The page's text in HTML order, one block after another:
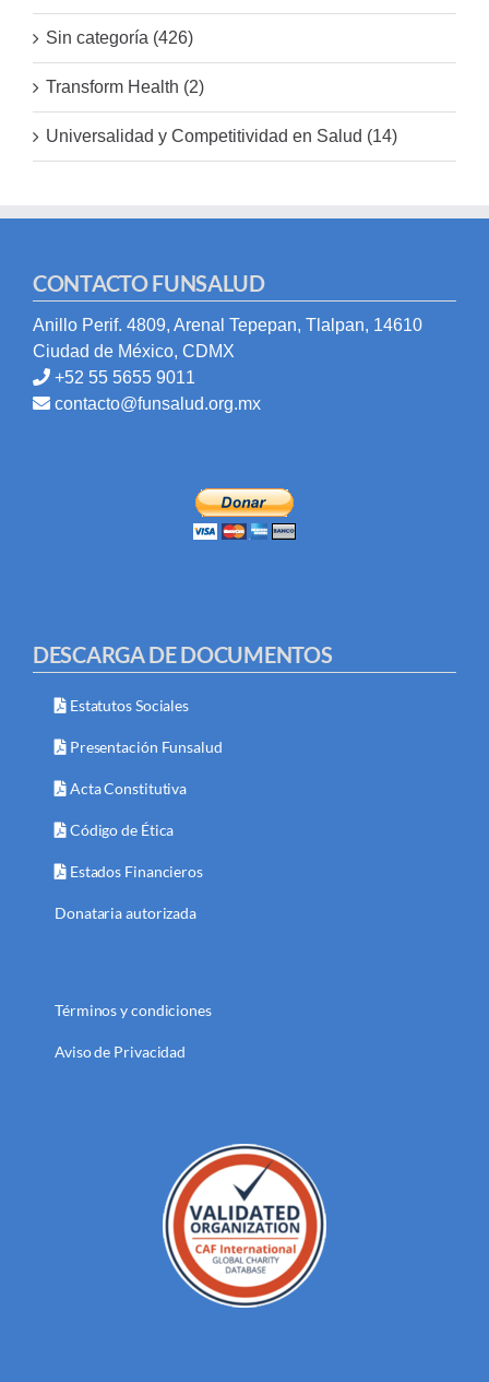
Sin categoría (426)
Transform Health (2)
Universalidad y Competitividad en Salud (14)
CONTACTO FUNSALUD
Anillo Perif. 4809, Arenal Tepepan, Tlalpan, 14610
Ciudad de México, CDMX
+52 55 5655 9011
contacto@funsalud.org.mx
DESCARGA DE DOCUMENTOS
Estatutos Sociales
Presentación Funsalud
Acta Constitutiva
Código de Ética
Estados Financieros
Donataria autorizada
Términos y condiciones
Aviso de Privacidad